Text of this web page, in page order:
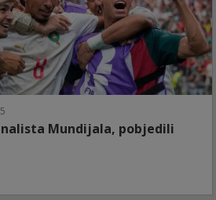
Mundijala, pobjedili